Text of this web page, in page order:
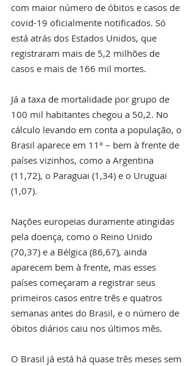
com maior número de óbitos e casos de
covid-19 oficialmente notificados. Só
está atrás dos Estados Unidos, que
registraram mais de 5,2 milhões de
casos e mais de 166 mil mortes.
Já a taxa de mortalidade por grupo de
100 mil habitantes chegou a 50,2. No
cálculo levando em conta a população, o
Brasil aparece em 11° – bem à frente de
países vizinhos, como a Argentina
(11,72), o Paraguai (1,34) e o Uruguai
(1,07).
Nações europeias duramente atingidas
pela doença, como o Reino Unido
(70,37) e a Bélgica (86,67), ainda
aparecem bem à frente, mas esses
países começaram a registrar seus
primeiros casos entre três e quatros
semanas antes do Brasil, e o número de
óbitos diários caiu nos últimos mês.
O Brasil já está há quase três meses sem